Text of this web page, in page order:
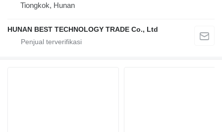
Tiongkok, Hunan
HUNAN BEST TECHNOLOGY TRADE Co., Ltd